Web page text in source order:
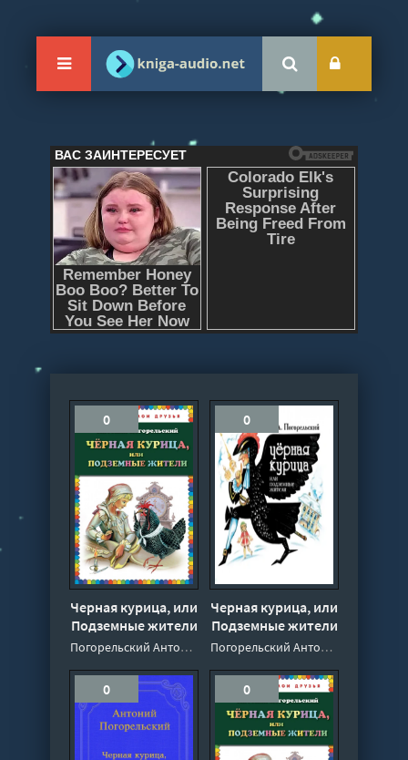
0
Черная курица, или
Подземные жители
- ПогорельскийПогорельский Антоний
0
Черная курица, или
Подземные жители
- ПогорельскийПогорельский Антоний
0 0